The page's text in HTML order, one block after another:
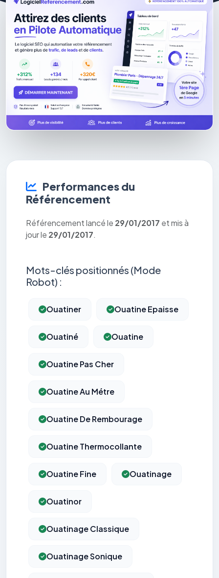
Performances du
Référencement
Référencement lancé le 29/01/2017 et mis à
jour le 29/01/2017.
Mots-clés positionnés (Mode
Robot) :
Ouatiner Ouatine Epaisse
Ouatiné Ouatine
Ouatine Pas Cher
Ouatine Au Métre
Ouatine De Rembourage
Ouatine Thermocollante
Ouatine Fine Ouatinage
Ouatinor
Ouatinage Classique
Ouatinage Sonique